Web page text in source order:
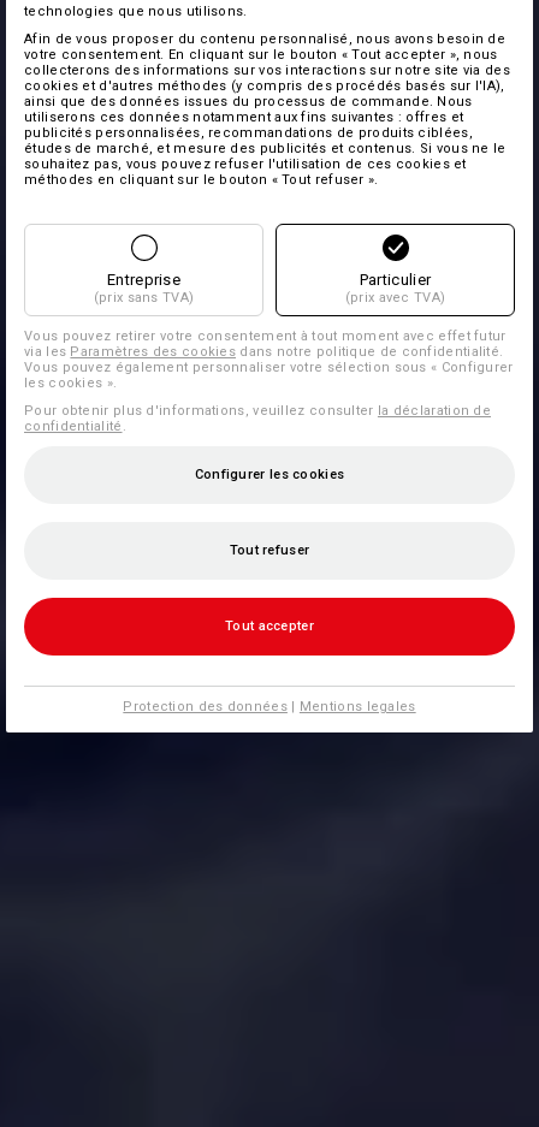
technologies que nous utilisons.
Afin de vous proposer du contenu personnalisé, nous avons besoin de
votre consentement. En cliquant sur le bouton « Tout accepter », nous
collecterons des informations sur vos interactions sur notre site via des
cookies et d'autres méthodes (y compris des procédés basés sur l'IA),
ainsi que des données issues du processus de commande. Nous
utiliserons ces données notamment aux fins suivantes : offres et
publicités personnalisées, recommandations de produits ciblées,
études de marché, et mesure des publicités et contenus. Si vous ne le
souhaitez pas, vous pouvez refuser l'utilisation de ces cookies et
méthodes en cliquant sur le bouton « Tout refuser ».
Entreprise
(prix sans TVA)
Particulier
(prix avec TVA)
Vous pouvez retirer votre consentement à tout moment avec effet futur
via les Paramètres des cookies dans notre politique de confidentialité.
Vous pouvez également personnaliser votre sélection sous « Configurer
les cookies ».
Pour obtenir plus d'informations, veuillez consulter la déclaration de
confidentialité
Configurer les cookies
Tout refuser
Tout accepter
Protection des données| Mentions legales